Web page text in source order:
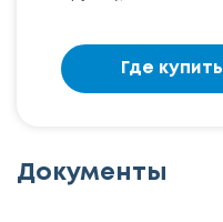
Где купить
Документы